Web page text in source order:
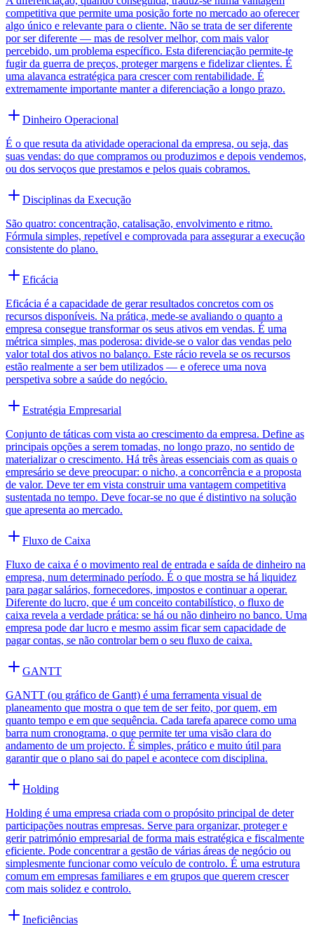
competitiva que permite uma posição forte no mercado ao oferecer
algo único e relevante para o cliente. Não se trata de ser diferente
por ser diferente — mas de resolver melhor, com mais valor
percebido, um problema específico. Esta diferenciação permite-te
fugir da guerra de preços, proteger margens e fidelizar clientes. É
uma alavanca estratégica para crescer com rentabilidade. É
extremamente importante manter a diferenciação a longo prazo.
Dinheiro Operacional
É o que resuta da atividade operacional da empresa, ou seja, das
suas vendas: do que compramos ou produzimos e depois vendemos,
ou dos servoços que prestamos e pelos quais cobramos.
Disciplinas da Execução
São quatro: concentração, catalisação, envolvimento e ritmo.
Fórmula simples, repetível e comprovada para assegurar a execução
consistente do plano.
Eficácia
Eficácia é a capacidade de gerar resultados concretos com os
recursos disponíveis. Na prática, mede-se avaliando o quanto a
empresa consegue transformar os seus ativos em vendas. É uma
métrica simples, mas poderosa: divide-se o valor das vendas pelo
valor total dos ativos no balanço. Este rácio revela se os recursos
estão realmente a ser bem utilizados — e oferece uma nova
perspetiva sobre a saúde do negócio.
Estratégia Empresarial
Conjunto de táticas com vista ao crescimento da empresa. Define as
principais opções a serem tomadas, no longo prazo, no sentido de
materializar o crescimento. Há três àreas essenciais com as quais o
empresário se deve preocupar: o nicho, a concorrência e a proposta
de valor. Deve ter em vista construir uma vantagem competitiva
sustentada no tempo. Deve focar-se no que é distintivo na solução
que apresenta ao mercado.
Fluxo de Caixa
Fluxo de caixa é o movimento real de entrada e saída de dinheiro na
empresa, num determinado período. É o que mostra se há liquidez
para pagar salários, fornecedores, impostos e continuar a operar.
Diferente do lucro, que é um conceito contabilístico, o fluxo de
caixa revela a verdade prática: se há ou não dinheiro no banco. Uma
empresa pode dar lucro e mesmo assim ficar sem capacidade de
pagar contas, se não controlar bem o seu fluxo de caixa.
GANTT
GANTT (ou gráfico de Gantt) é uma ferramenta visual de
planeamento que mostra o que tem de ser feito, por quem, em
quanto tempo e em que sequência. Cada tarefa aparece como uma
barra num cronograma, o que permite ter uma visão clara do
andamento de um projecto. É simples, prático e muito útil para
garantir que o plano sai do papel e acontece com disciplina.
Holding
Holding é uma empresa criada com o propósito principal de deter
participações noutras empresas. Serve para organizar, proteger e
gerir património empresarial de forma mais estratégica e fiscalmente
eficiente. Pode concentrar a gestão de várias áreas de negócio ou
simplesmente funcionar como veículo de controlo. É uma estrutura
comum em empresas familiares e em grupos que querem crescer
com mais solidez e controlo.
Ineficiências